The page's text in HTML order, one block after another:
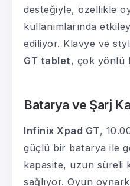
desteğiyle, özellikle
kullanımlarında
ediliyor. Klavye ve
GT tablet, çok yönlü
Batarya ve Şarj
Infinix Xpad GT,
güçlü bir batarya ile
kapasite, uzun süreli
sağlıyor. Oyun